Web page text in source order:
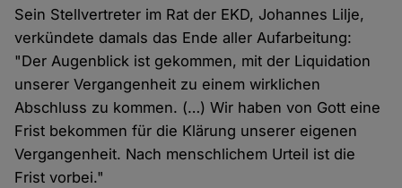
Sein Stellvertreter im Rat der EKD, Johannes Lilje,
verkündete damals das Ende aller Aufarbeitung:
"Der Augenblick ist gekommen, mit der Liquidation
unserer Vergangenheit zu einem wirklichen
Abschluss zu kommen. (…) Wir haben von Gott eine
Frist bekommen für die Klärung unserer eigenen
Vergangenheit. Nach menschlichem Urteil ist die
Frist vorbei."